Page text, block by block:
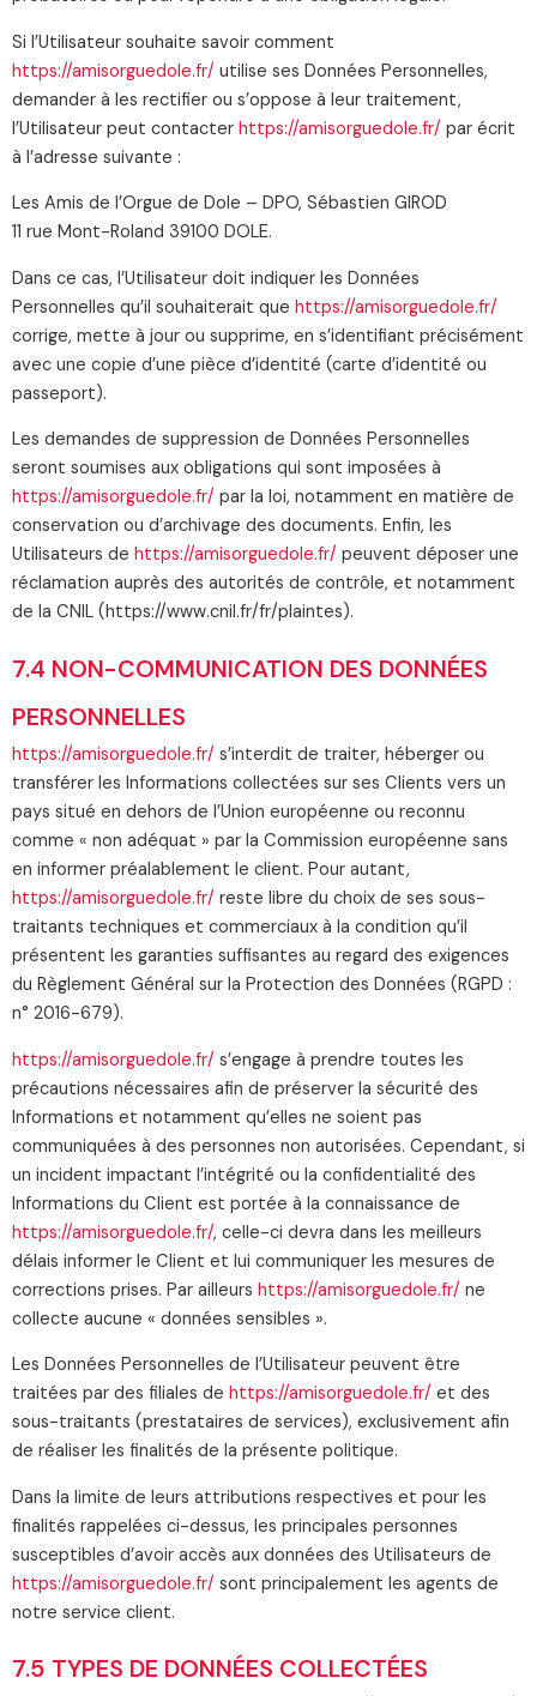
Si l’Utilisateur souhaite savoir comment
https://amisorguedole.fr/ utilise ses Données Personnelles,
demander à les rectifier ou s’oppose à leur traitement,
l’Utilisateur peut contacter https://amisorguedole.fr/ par écrit
à l’adresse suivante :
Les Amis de l’Orgue de Dole – DPO, Sébastien GIROD
11 rue Mont-Roland 39100 DOLE.
Dans ce cas, l’Utilisateur doit indiquer les Données
Personnelles qu’il souhaiterait que https://amisorguedole.fr/
corrige, mette à jour ou supprime, en s’identifiant précisément
avec une copie d’une pièce d’identité (carte d’identité ou
passeport).
Les demandes de suppression de Données Personnelles
seront soumises aux obligations qui sont imposées à
https://amisorguedole.fr/ par la loi, notamment en matière de
conservation ou d’archivage des documents. Enfin, les
Utilisateurs de https://amisorguedole.fr/ peuvent déposer une
réclamation auprès des autorités de contrôle, et notamment
de la CNIL (https://www.cnil.fr/fr/plaintes).
7.4 NON-COMMUNICATION DES DONNÉES
PERSONNELLES
https://amisorguedole.fr/ s’interdit de traiter, héberger ou
transférer les Informations collectées sur ses Clients vers un
pays situé en dehors de l’Union européenne ou reconnu
comme « non adéquat » par la Commission européenne sans
en informer préalablement le client. Pour autant,
https://amisorguedole.fr/ reste libre du choix de ses sous-
traitants techniques et commerciaux à la condition qu’il
présentent les garanties suffisantes au regard des exigences
du Règlement Général sur la Protection des Données (RGPD :
n° 2016-679).
https://amisorguedole.fr/ s’engage à prendre toutes les
précautions nécessaires afin de préserver la sécurité des
Informations et notamment qu’elles ne soient pas
communiquées à des personnes non autorisées. Cependant, si
un incident impactant l’intégrité ou la confidentialité des
Informations du Client est portée à la connaissance de
https://amisorguedole.fr/, celle-ci devra dans les meilleurs
délais informer le Client et lui communiquer les mesures de
corrections prises. Par ailleurs https://amisorguedole.fr/ ne
collecte aucune « données sensibles ».
Les Données Personnelles de l’Utilisateur peuvent être
traitées par des filiales de https://amisorguedole.fr/ et des
sous-traitants (prestataires de services), exclusivement afin
de réaliser les finalités de la présente politique.
Dans la limite de leurs attributions respectives et pour les
finalités rappelées ci-dessus, les principales personnes
susceptibles d’avoir accès aux données des Utilisateurs de
https://amisorguedole.fr/ sont principalement les agents de
notre service client.
7.5 TYPES DE DONNÉES COLLECTÉES